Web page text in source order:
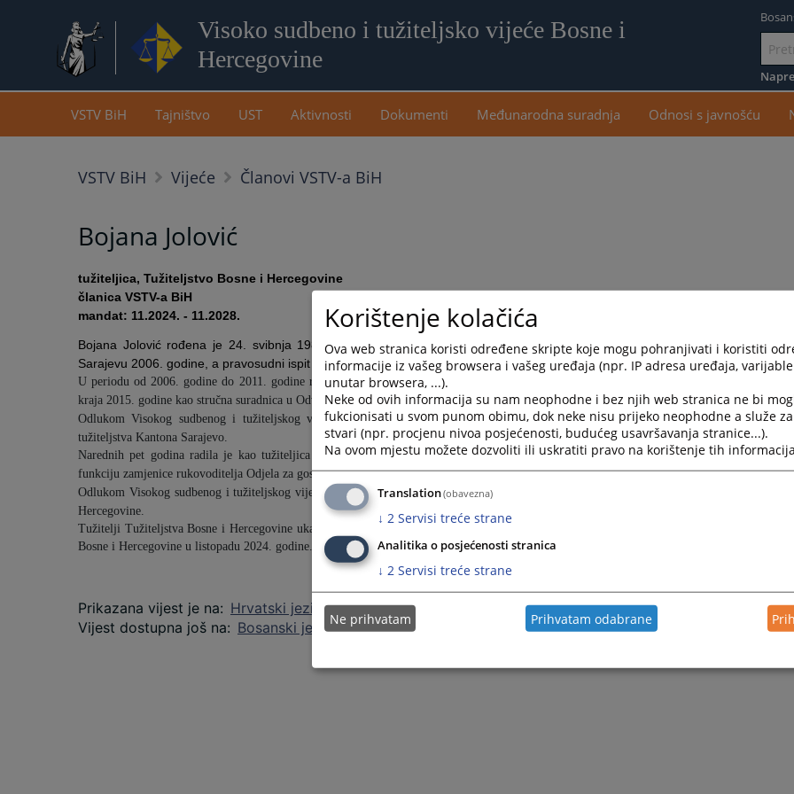
Visoko sudbeno i tužiteljsko vijeće Bosne i
Hercegovine
na
VSTV BiH Tajništvo UST Aktivnosti Dokumenti Međunarodna suradnja Odnosi s javnošću
VSTV BiH Vijeće Članovi VSTV-a BiH
Bojana Jolović
tužiteljica, Tužiteljstvo Bosne i Hercegovine
članica VSTV-a BiH
mandat: 11.2024. - 11.2028.
Bojana Jolović rođena je 24. svibnja 1982. godine u Sokocu. Diplomirala je naPravnom fakultetu Univerziteta u Istočnom
Sarajevu 2006. godine, a pravosudni ispit položila 2009. godine u Sarajevu.
U periodu od 2006. godine do 2011. godine radila je u pravnoj službiosiguravajućeg društva, kao pravna zastupnica, a od 2011. godine do
kraja 2015. godine kao stručna suradnica u Odvjetničkoj kancelariji u Sarajevu.
Odlukom Visokog sudbenog i tužiteljskog vijeća BiH od 07. prosinca 2015. godineimenovana je na poziciju tužiteljice Kantonalnog
tužiteljstva Kantona Sarajevo.
Narednih pet godina radila je kao tužiteljica Kantonalnog tužiteljstva KantonaSarajevo, gdje je tokom 2019. i 2020. godine obavljala i
funkciju zamjenice rukovoditelja Odjela za gospodarski kriminal i korupciju.
Odlukom Visokog sudbenog i tužiteljskog vijeća BiH od 23. listopada 2020. godine
Hercegovine.
Tužitelji Tužiteljstva Bosne i Hercegovine ukazali su povjerenje Bojani Jolović izabravši je za članicu Visokog sudbenog i tužiteljskog vijeća
Bosne i Hercegovine u listopadu 2024. godine.
Prikazana vijest je na: Hrvatski jezik
Vijest dostupna još na: Bosanski jezik Srpski jezik English language Српски језик
Korištenje kolačića
Ova web stranica koristi određene skripte koje mogu pohranjivati i koristiti
informacije iz vašeg browsera i vašeg uređaja (npr. IP adresa uređaja,
unutar browsera, ...).
Neke od ovih informacija su nam neophodne i bez njih web stranica ne bi
fukcionisati u svom punom obimu, dok neke nisu prijeko neophodne a služe
stvari (npr. procjenu nivoa posjećenosti, budućeg usavršavanja stranice...).
Na ovom mjestu možete dozvoliti ili uskratiti pravo na korištenje tih
Translation(obavezna)
↓ 2 Servisi treće strane
Analitika o posjećenosti stranica
↓ 2 Servisi treće strane
Ne prihvatam Prihvatam odabrane